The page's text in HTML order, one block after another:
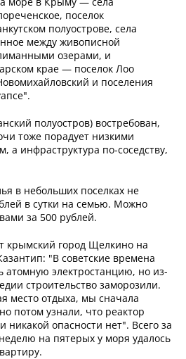
поселок
полуострове, села
между живописной
озерами, и
крае — поселок Лоо
и поселения
полуостров) востребован,
тоже порадует низкими
инфраструктура по-соседству,
в небольших поселках не
в сутки на семью. Можно
за 500 рублей.
крымский город Щелкино на
"В советские времена
атомную электростанцию, но из-
строительство заморозили.
место отдыха, мы сначала
потом узнали, что реактор
никакой опасности нет". Всего за
на пятерых у моря удалось